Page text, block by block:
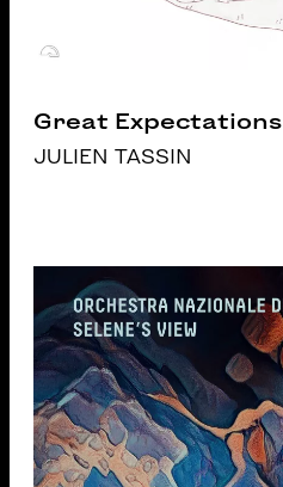
Great Expectations
JULIEN TASSIN